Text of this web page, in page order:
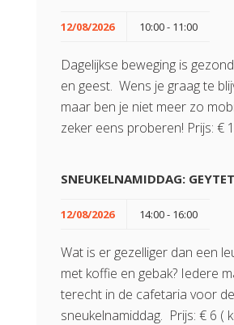
12/08/2026 10:00 - 11:00
Dagelijkse beweging is
en geest. Wens je graag te
maar ben je niet meer zo
zeker eens proberen! Prijs: €
SNEUKELNAMIDDAG:
12/08/2026 14:00 - 16:00
Wat is er gezelliger dan een
met koffie en gebak? Iedere
terecht in de cafetaria voor de
sneukelnamiddag. Prijs: € 6 (